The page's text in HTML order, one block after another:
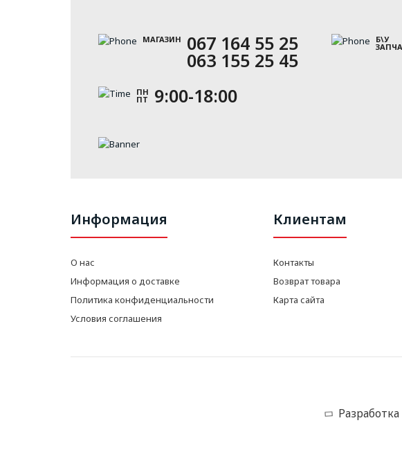
МАГАЗИН 067 164 55 25
063 155 25 45
Б\У
ПН
ПТ 9:00-18:00
Информация
О нас
Информация о доставке
Политика конфиденциальности
Условия соглашения
Клиентам
Контакты
Возврат товара
Карта сайта